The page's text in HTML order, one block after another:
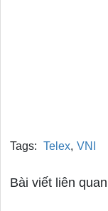
Tags: Telex, VNI
Bài viết liên quan